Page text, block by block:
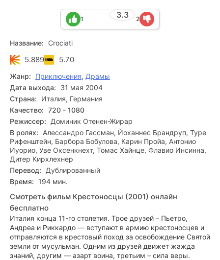
3.3
1 2
Название: Crociati
5.889 5.70
Жанр: Приключения, Драмы
Дата выхода:
31 мая 2004
Страна:
Италия, Германия
Качество: 720 - 1080
Режиссер:
Доминик Отенен-Жирар
В ролях:
Алессандро Гассман, Йоханнес Брандруп, Туре
Рифенштейн, Барбора Бобулова, Карин Пройа, Антонио
Иуорио, Уве Оксенкнехт, Томас Хайнце, Флавио Инсинна,
Дитер Кирхлехнер
Перевод:
Дублированный
Время:
194 мин.
Смотреть фильм Крестоносцы (2001) онлайн
бесплатно
Италия конца 11-го столетия. Трое друзей – Пьетро,
Андреа и Риккардо — вступают в армию крестоносцев и
отправляются в крестовый поход за освобождение Святой
земли от мусульман. Одним из друзей движет жажда
знаний, другим — азарт воина, третьим – сила веры.